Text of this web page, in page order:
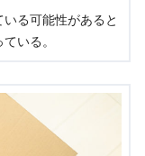
る可能性があると
いる。